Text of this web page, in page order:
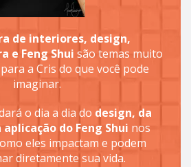
de interiores, design,
e Feng Shui são temas muito
a Cris do que você pode
imaginar.
o dia a dia do design, da
do Feng Shui nos
eles impactam e podem
diretamente sua vida.